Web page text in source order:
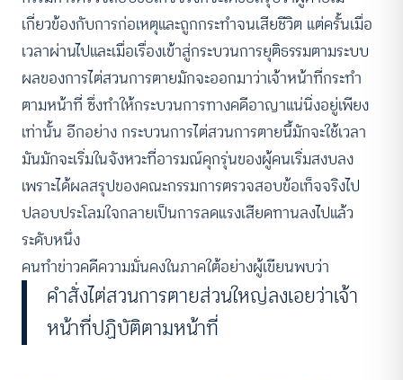
เกี่ยวข้องกับการก่อเหตุและถูกกระทำจนเสียชีวิต แต่ครั้นเมื่อ
เวลาผ่านไปและเมื่อเรื่องเข้าสู่กระบวนการยุติธรรมตามระบบ
ผลของการไต่สวนการตายมักจะออกมาว่าเจ้าหน้าที่กระทำ
ตามหน้าที่ ซึ่งทำให้กระบวนการทางคดีอาญาแน่นิ่งอยู่เพียง
เท่านั้น อีกอย่าง กระบวนการไต่สวนการตายนี้มักจะใช้เวลา
มันมักจะเริ่มในจังหวะที่อารมณ์คุกรุ่นของผู้คนเริ่มสงบลง
เพราะได้ผลสรุปของคณะกรรมการตรวจสอบข้อเท็จจริงไป
ปลอบประโลมใจกลายเป็นการลดแรงเสียดทานลงไปแล้ว
ระดับหนึ่ง
คนทำข่าวคดีความมั่นคงในภาคใต้อย่างผู้เขียนพบว่า
คำสั่งไต่สวนการตายส่วนใหญ่ลงเอยว่าเจ้า
หน้าที่ปฏิบัติตามหน้าที่